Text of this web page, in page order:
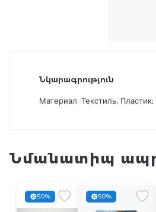
Նկարագրություն
Материал: Текстиль, Пластик;
Նմանատիպ
50% 50%